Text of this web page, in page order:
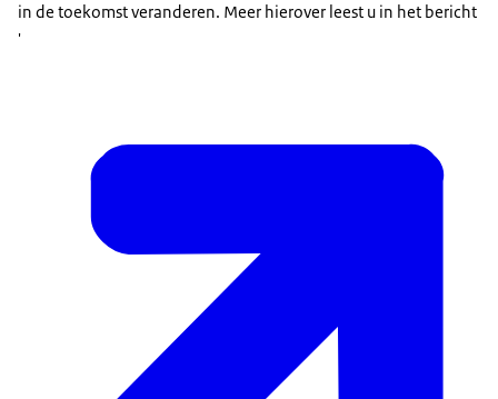
in de toekomst veranderen. Meer hierover leest u in het bericht
'